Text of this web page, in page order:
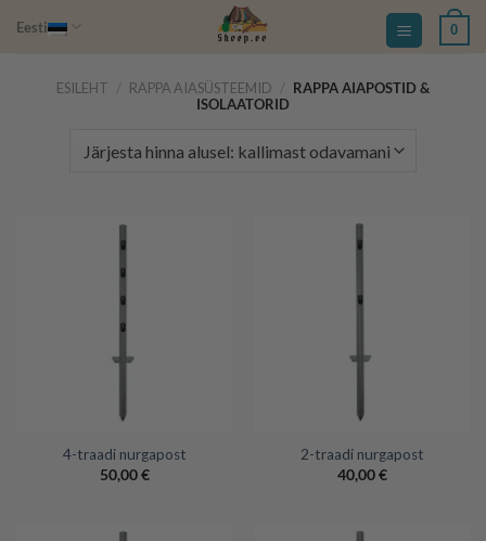
Eesti 0
ESILEHT / RAPPA AIASÜSTEEMID / RAPPA AIAPOSTID &
ISOLAATORID
4-traadi nurgapost
50,00€
2-traadi nurgapost
40,00€